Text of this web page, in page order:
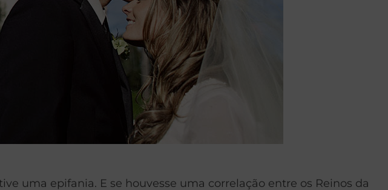
uma epifania. E se houvesse uma correlação entre os Reinos da